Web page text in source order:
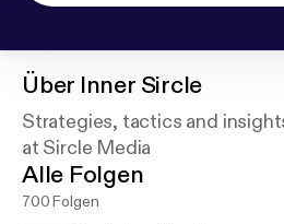
Über Inner Sircle
Strategies, tactics and
at Sircle Media
Alle Folgen
700 Folgen